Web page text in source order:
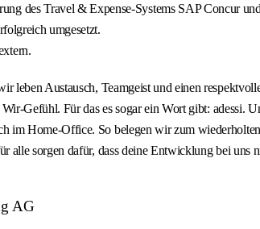
des Travel & Expense-Systems SAP Concur
umgesetzt.
Austausch, Teamgeist und einen
Gefühl. Für das es sogar ein Wort gibt: adessi.
im Home-Office. So belegen wir zum
sorgen dafür, dass deine Entwicklung bei uns
AG